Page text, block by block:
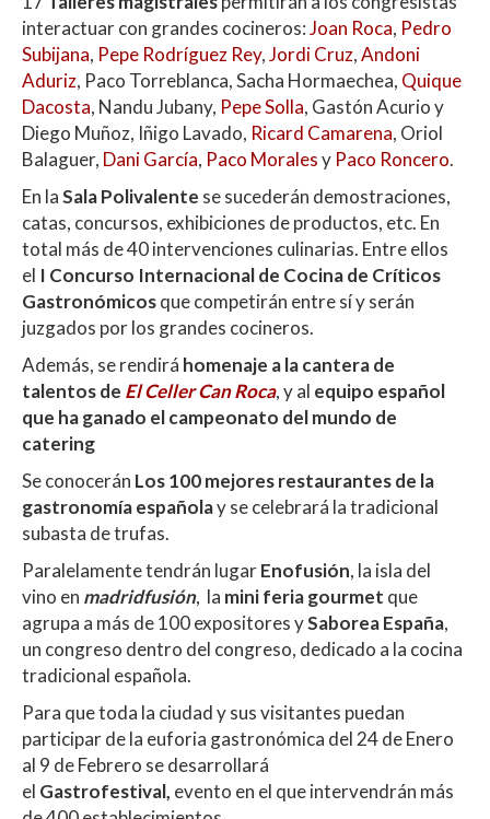
interactuar con grandes cocineros:Joan Roca, Pedro
Subijana, Pepe Rodríguez Rey,Jordi Cruz,Andoni
Aduriz, Paco Torreblanca, Sacha Hormaechea, Quique
Dacosta, Nandu Jubany, Pepe Solla, Gastón Acurio y
Diego Muñoz, Iñigo Lavado, Ricard Camarena, Oriol
Balaguer, Dani García, Paco Moralesy Paco Roncero.
En laSala Polivalente se sucederán demostraciones,
catas, concursos, exhibiciones de productos, etc. En
total más de 40 intervenciones culinarias. Entre ellos
el I Concurso Internacional de Cocina de Críticos
Gastronómicosque competirán entre sí y serán
juzgados por los grandes cocineros.
Además, se rendirá homenaje a la cantera de
talentos de El Celler Can Roca, y al equipo español
que ha ganado el campeonato del mundo de
catering
Se conocerán Los 100 mejores restaurantes de la
gastronomía españolay se celebrará la tradicional
subasta de trufas.
Paralelamente tendrán lugarEnofusión, la isla del
vino en madridfusión, la mini feria gourmet que
agrupa a más de 100 expositores ySaborea España,
un congreso dentro del congreso, dedicado a la cocina
tradicional española.
Para que toda la ciudad y sus visitantes puedan
participar de la euforia gastronómica del 24 de Enero
al 9 de Febrero se desarrollará
el Gastrofestival, evento en el que intervendrán más